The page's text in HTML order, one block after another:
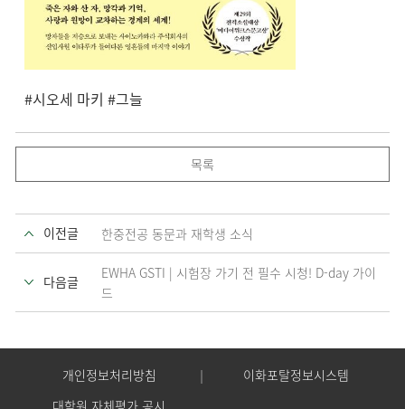
#시오세 마키 #그늘
목록
이전글 한중전공 동문과 재학생 소식
다음글
EWHA GSTI | 시험장 가기 전 필수 시청! D-day 가이
드
개인정보처리방침
이화포탈정보시스템
대학원 자체평가 공시